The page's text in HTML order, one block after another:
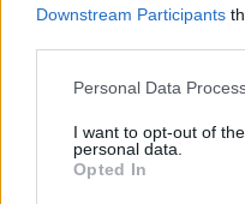
Downstream Participants
Personal Data
I want to opt-out of
personal data.
Opted In
Private Kranken- und
Interne Schulungen und
Moderne
Hybrid oder 100% Home